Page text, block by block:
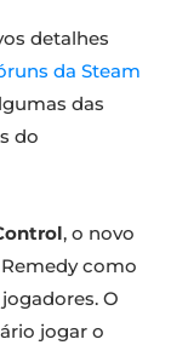
detalhes
da Steam
das
do
, o novo
como
O
jogar o